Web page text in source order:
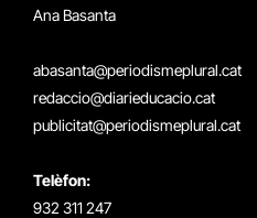
Ana Basanta
abasanta@periodismeplural.cat
redaccio@diarieducacio.cat
publicitat@periodismeplural.cat
Telèfon:
932 311 247